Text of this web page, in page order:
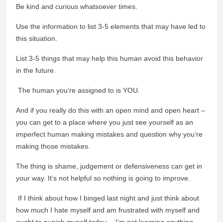
Be kind and curious whatsoever times.
Use the information to list 3-5 elements that may have led to
this situation.
List 3-5 things that may help this human avoid this behavior
in the future.
The human you’re assigned to is YOU.
And if you really do this with an open mind and open heart –
you can get to a place where you just see yourself as an
imperfect human making mistakes and question why you’re
making those mistakes.
The thing is shame, judgement or defensiveness can get in
your way. It’s not helpful so nothing is going to improve.
If I think about how I binged last night and just think about
how much I hate myself and am frustrated with myself and